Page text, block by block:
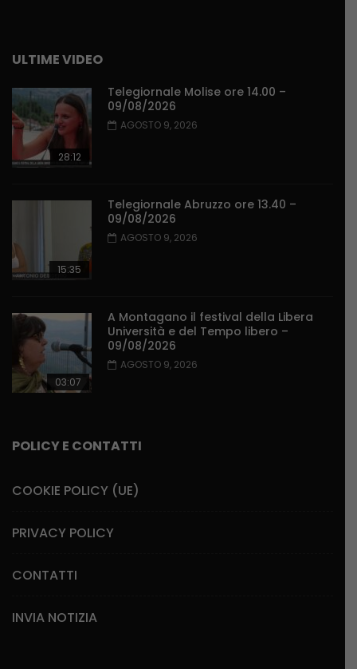
ULTIME VIDEO
28:12
Telegiornale Molise ore 14.00 –
09/08/2026
AGOSTO 9, 2026
15:35
Telegiornale Abruzzo ore 13.40 –
09/08/2026
AGOSTO 9, 2026
03:07
A Montagano il festival della Libera
Università e del Tempo libero –
09/08/2026
AGOSTO 9, 2026
POLICY E CONTATTI
COOKIE POLICY (UE)
PRIVACY POLICY
CONTATTI
INVIA NOTIZIA